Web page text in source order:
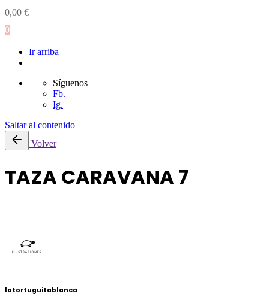
0,00 €
0
Ir arriba
Síguenos
Fb.
Ig.
Saltar al contenido
Volver
TAZA CARAVANA 7
latortuguitablanca